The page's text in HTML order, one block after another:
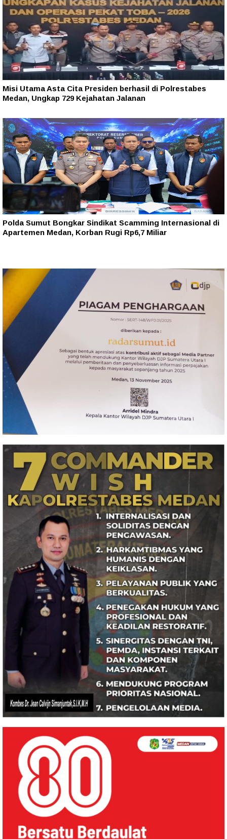
Misi Utama Asta Cita Presiden berhasil di Polrestabes
Medan, Ungkap 729 Kejahatan Jalanan
Polda Sumut Bongkar Sindikat Scamming Internasional di
Apartemen Medan, Korban Rugi Rp6,7 Miliar